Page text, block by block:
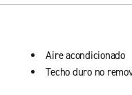
Aire acondicionado
Techo duro no